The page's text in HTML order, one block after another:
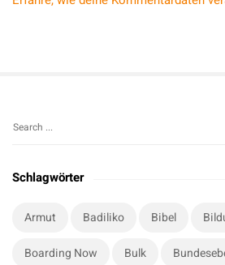
S
t
S
a
Schlagwörter
Armut Badiliko Bibel
Boarding Now Bulk